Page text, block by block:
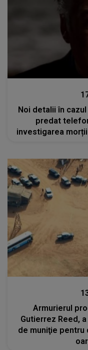
Noi detalii în
predat
investigarea
Armurierul
Gutierrez Reed,
de muniţie pentru